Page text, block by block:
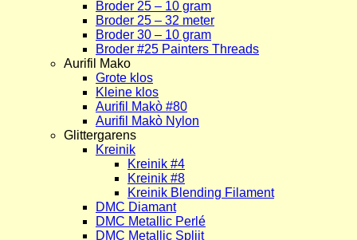
Broder 25 – 10 gram
Broder 25 – 32 meter
Broder 30 – 10 gram
Broder #25 Painters Threads
Aurifil Mako
Grote klos
Kleine klos
Aurifil Makò #80
Aurifil Makò Nylon
Glittergarens
Kreinik
Kreinik #4
Kreinik #8
Kreinik Blending Filament
DMC Diamant
DMC Metallic Perlé
DMC Metallic Splijt